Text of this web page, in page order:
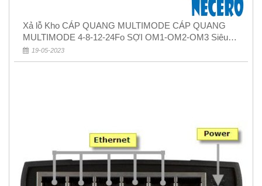
Xả lỗ Kho CÁP QUANG MULTIMODE CÁP QUANG
MULTIMODE 4-8-12-24Fo SỢI OM1-OM2-OM3 Siêu
Rẻ 5k
19-05-2023